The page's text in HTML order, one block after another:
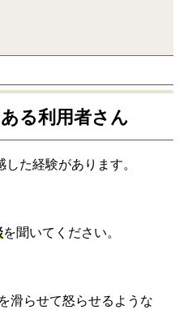
る利用者さん
た経験があります。
を聞いてください。
滑らせて怒らせるような